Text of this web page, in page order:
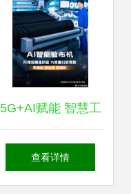
5G+AI赋能 智慧工
厂如何重构服饰品
查看详情